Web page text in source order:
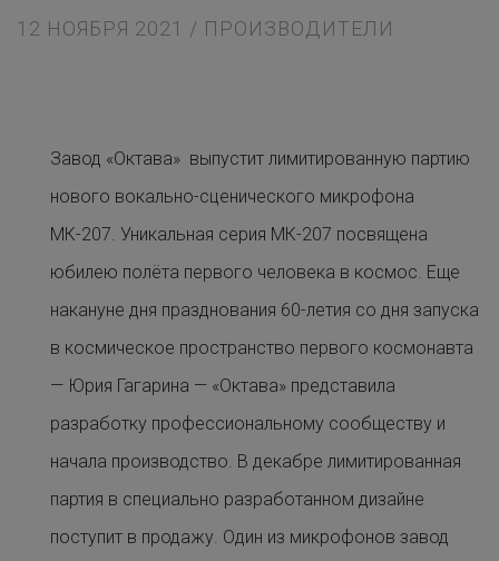
12 НОЯБРЯ 2021 / ПРОИЗВОДИТЕЛИ
Завод «Октава» выпустит лимитированную партию
нового вокально-сценического микрофона
МК-207. Уникальная серия МК-207 посвящена
юбилею полёта первого человека в космос. Еще
накануне дня празднования 60-летия со дня запуска
в космическое пространство первого космонавта
— Юрия Гагарина — «Октава» представила
разработку профессиональному сообществу и
начала производство. В декабре лимитированная
партия в специально разработанном дизайне
поступит в продажу. Один из микрофонов завод